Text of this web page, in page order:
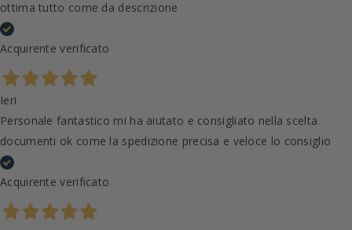
ottima tutto come da descrizione
Acquirente verificato
Ieri
Personale fantastico mi ha aiutato e consigliato nella scelta
documenti ok come la spedizione precisa e veloce lo consiglio
Acquirente verificato